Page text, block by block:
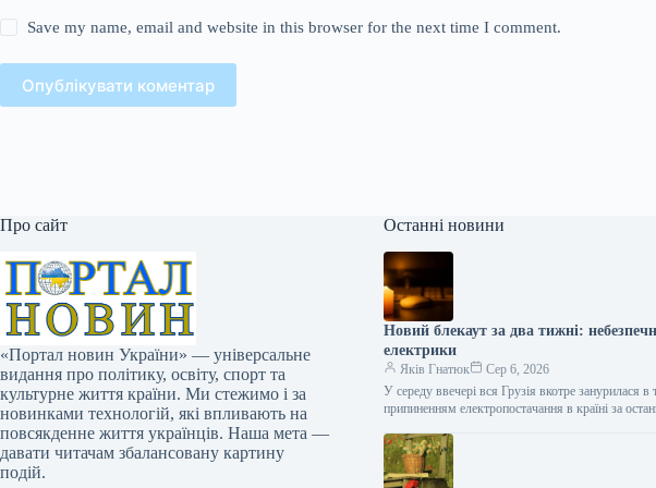
Save my name, email and website in this browser for the next time I comment.
Опублікувати коментар
Про сайт
«Портал новин України» — універсальне
видання про політику, освіту, спорт та
культурне життя країни. Ми стежимо і за
новинками технологій, які впливають на
повсякденне життя українців. Наша мета —
давати читачам збалансовану картину
подій.
Останні новини
Новий блекаут за два тижні:
електрики
Яків Гнатюк
Сер 6, 2026
У середу ввечері вся Грузія вкотре занурилася
припиненням електропостачання в країні за